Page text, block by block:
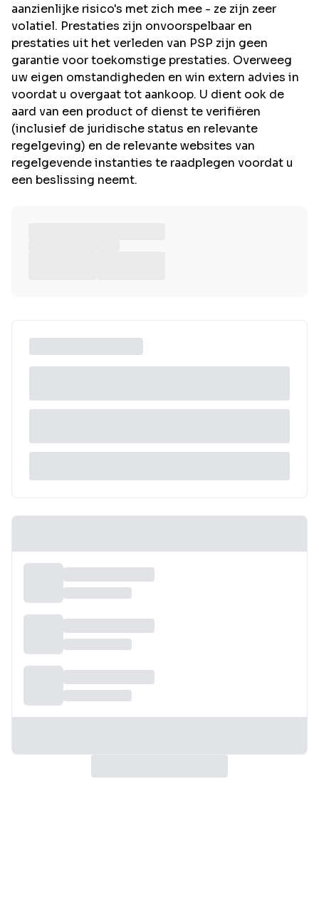
aanzienlijke risico's met zich mee - ze zijn zeer
volatiel. Prestaties zijn onvoorspelbaar en
prestaties uit het verleden van PSP zijn geen
garantie voor toekomstige prestaties. Overweeg
uw eigen omstandigheden en win extern advies in
voordat u overgaat tot aankoop. U dient ook de
aard van een product of dienst te verifiëren
(inclusief de juridische status en relevante
regelgeving) en de relevante websites van
regelgevende instanties te raadplegen voordat u
een beslissing neemt.